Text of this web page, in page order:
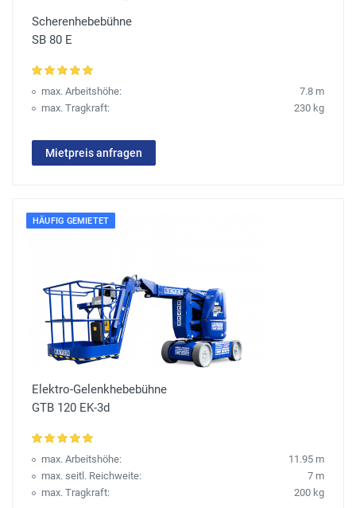
Scherenhebebühne
SB 80 E
max. Arbeitshöhe:
7.8 m
max. Tragkraft:
230 kg
Mietpreis anfragen
HÄUFIG GEMIETET
Elektro-Gelenkhebebühne
GTB 120 EK-3d
max. Arbeitshöhe:
11.95 m
max. seitl. Reichweite:
7 m
max. Tragkraft:
200 kg